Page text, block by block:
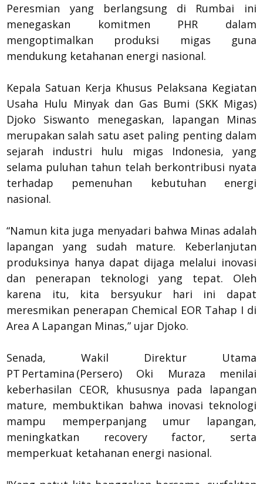
Peresmian yang berlangsung di Rumbai ini
menegaskan komitmen PHR dalam
mengoptimalkan produksi migas guna
mendukung ketahanan energi nasional.
Kepala Satuan Kerja Khusus Pelaksana Kegiatan
Usaha Hulu Minyak dan Gas Bumi (SKK Migas)
Djoko Siswanto menegaskan, lapangan Minas
merupakan salah satu aset paling penting dalam
sejarah industri hulu migas Indonesia, yang
selama puluhan tahun telah berkontribusi nyata
terhadap pemenuhan kebutuhan energi
nasional.
“Namun kita juga menyadari bahwa Minas adalah
lapangan yang sudah mature. Keberlanjutan
produksinya hanya dapat dijaga melalui inovasi
dan penerapan teknologi yang tepat. Oleh
karena itu, kita bersyukur hari ini dapat
meresmikan penerapan Chemical EOR Tahap I di
Area A Lapangan Minas,” ujar Djoko.
Senada, Wakil Direktur Utama
PT Pertamina (Persero) Oki Muraza menilai
keberhasilan CEOR, khususnya pada lapangan
mature, membuktikan bahwa inovasi teknologi
mampu memperpanjang umur lapangan,
meningkatkan recovery factor, serta
memperkuat ketahanan energi nasional.